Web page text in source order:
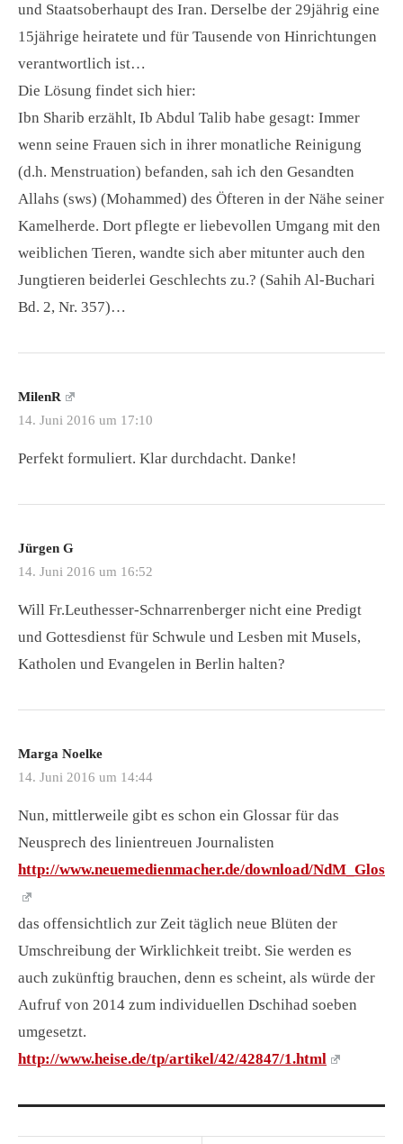
und Staatsoberhaupt des Iran. Derselbe der 29jährig eine
15jährige heiratete und für Tausende von Hinrichtungen
verantwortlich ist…
Die Lösung findet sich hier:
Ibn Sharib erzählt, Ib Abdul Talib habe gesagt: Immer
wenn seine Frauen sich in ihrer monatliche Reinigung
(d.h. Menstruation) befanden, sah ich den Gesandten
Allahs (sws) (Mohammed) des Öfteren in der Nähe seiner
Kamelherde. Dort pflegte er liebevollen Umgang mit den
weiblichen Tieren, wandte sich aber mitunter auch den
Jungtieren beiderlei Geschlechts zu.? (Sahih Al-Buchari
Bd. 2, Nr. 357)…
MilenR
14. Juni 2016 um 17:10
Perfekt formuliert. Klar durchdacht. Danke!
Jürgen G
14. Juni 2016 um 16:52
Will Fr.Leuthesser-Schnarrenberger nicht eine Predigt
und Gottesdienst für Schwule und Lesben mit Musels,
Katholen und Evangelen in Berlin halten?
Marga Noelke
14. Juni 2016 um 14:44
Nun, mittlerweile gibt es schon ein Glossar für das
Neusprech des linientreuen Journalisten
http://www.neuemedienmacher.de/download/
das offensichtlich zur Zeit täglich neue Blüten der
Umschreibung der Wirklichkeit treibt. Sie werden es
auch zukünftig brauchen, denn es scheint, als würde der
Aufruf von 2014 zum individuellen Dschihad soeben
umgesetzt.
http://www.heise.de/tp/artikel/42/42847/1.html